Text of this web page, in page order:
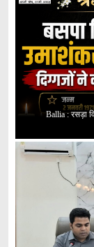
Ballia : रसड़ा